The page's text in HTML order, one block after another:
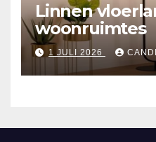
Linnen
woonruimtes
1 JULI 2026